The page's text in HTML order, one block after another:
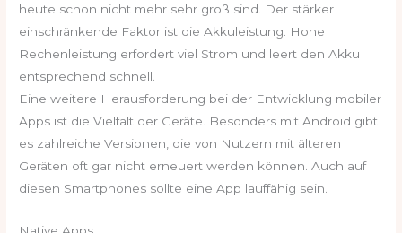
heute schon nicht mehr sehr groß sind. Der stärker
einschränkende Faktor ist die Akkuleistung. Hohe
Rechenleistung erfordert viel Strom und leert den Akku
entsprechend schnell.
Eine weitere Herausforderung bei der Entwicklung mobiler
Apps ist die Vielfalt der Geräte. Besonders mit Android gibt
es zahlreiche Versionen, die von Nutzern mit älteren
Geräten oft gar nicht erneuert werden können. Auch auf
diesen Smartphones sollte eine App lauffähig sein.
Native Apps